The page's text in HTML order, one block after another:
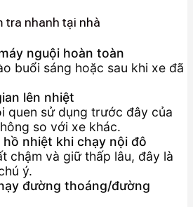
tra nhanh tại nhà
nguội hoàn toàn
buổi sáng hoặc sau khi xe đã
lên nhiệt
quen sử dụng trước đây của
so với xe khác.
hồ nhiệt khi chạy nội đô
chậm và giữ thấp lâu, đây là
ý.
đường thoáng/đường